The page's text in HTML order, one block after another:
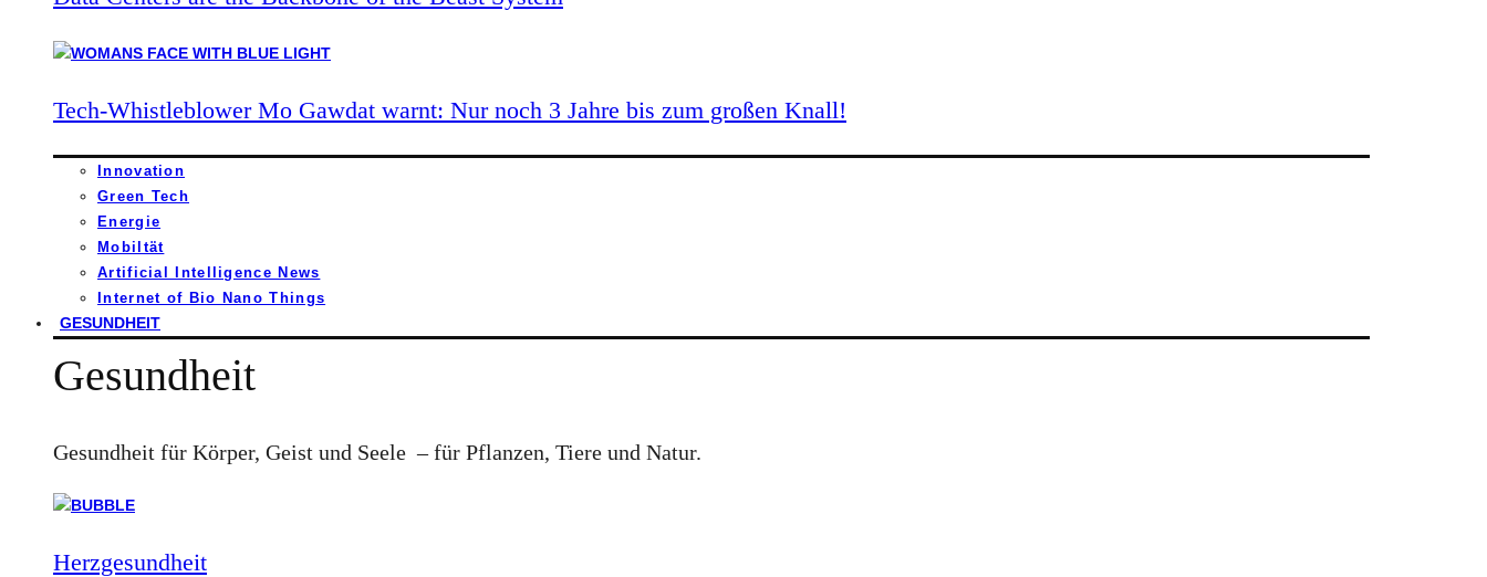
Tech-Whistleblower Mo Gawdat warnt: Nur noch 3 Jahre bis zum großen Knall!
Innovation
Green Tech
Energie
Mobiltät
Artificial Intelligence News
Internet of Bio Nano Things
GESUNDHEIT
Gesundheit
Gesundheit für Körper, Geist und Seele – für Pflanzen, Tiere und Natur.
Herzgesundheit